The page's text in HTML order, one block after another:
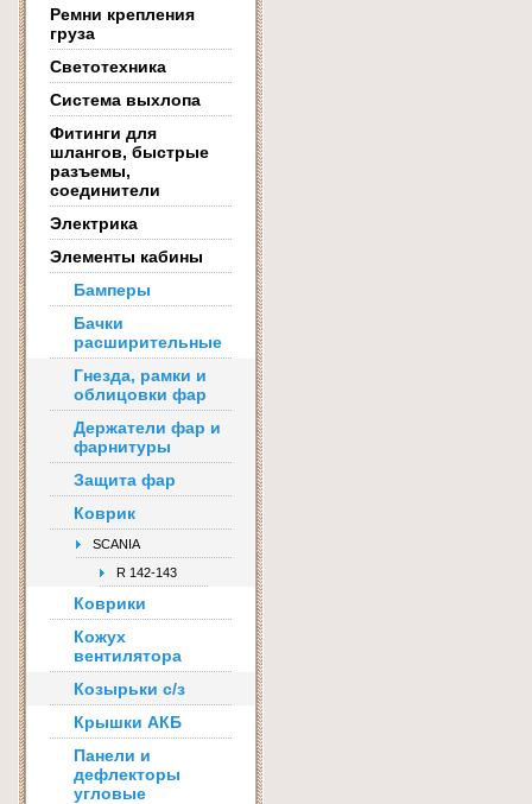
Ремни крепления
груза
Светотехника
Система выхлопа
Фитинги для
шлангов, быстрые
разъемы,
соединители
Электрика
Элементы кабины
Бамперы
Бачки
расширительные
Гнезда, рамки и
облицовки фар
Держатели фар и
фарнитуры
Защита фар
Коврик
SCANIA
R 142-143
Коврики
Кожух
вентилятора
Козырьки с/з
Крышки АКБ
Панели и
дефлекторы
угловые